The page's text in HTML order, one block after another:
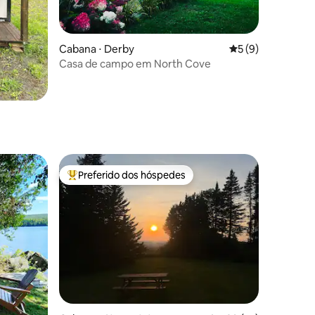
Cabana ⋅ Derby 5 de uma
5 (9)
Casa de campo em North Cove
hóspedes Entre os melhores preferidos dos hóspedes
Preferido dos hóspedes